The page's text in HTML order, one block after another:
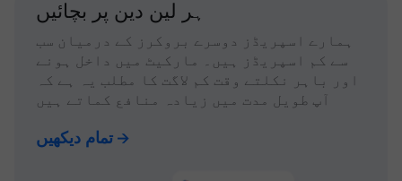
ہر لین دین پر بچائیں
ہمارے اسپریڈز دوسرے بروکرز کے درمیان سب
سے کم اسپریڈز ہیں۔ مارکیٹ میں داخل ہونے
اور باہر نکلتے وقت کم لاگت کا مطلب یہ ہے کہ
آپ طویل مدت میں زیادہ منافع کماتے ہیں
تمام دیکھیں